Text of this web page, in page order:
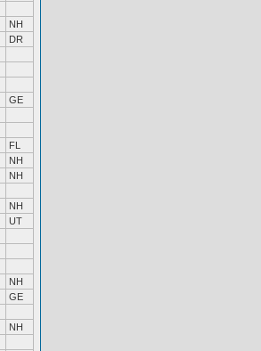
NH
DR
GE
FL
NH
NH
NH
UT
NH
GE
NH